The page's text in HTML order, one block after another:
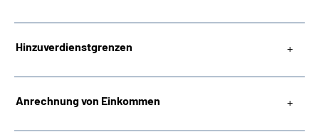
Hinzuverdienstgrenzen
Anrechnung von Einkommen